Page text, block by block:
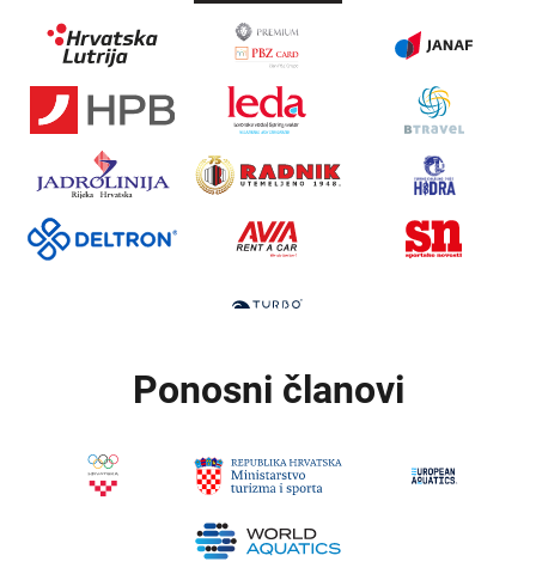
Ponosni članovi